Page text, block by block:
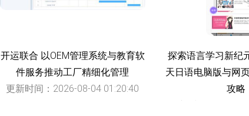
开运联合 以OEM管理系统与教育软
件服务推动工厂精细化管理
更新时间：2026-08-04 01:20:40
探索语言学习新纪
天日语电脑版与网
攻略